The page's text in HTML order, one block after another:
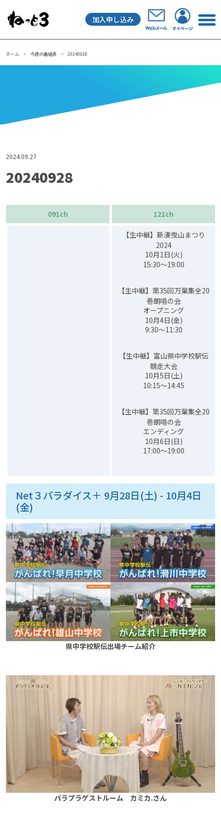
メインナビゲーション
加入申し込み
ホーム 今週の番組表 20240928
2024.09.27
20240928
091ch 121ch
【生中継】新湊曳山まつり
2024
10月1日(火)
15:30〜19:00
【生中継】第35回万葉集全20
巻朗唱の会
オープニング
10月4日(金)
9:30〜11:30
【生中継】富山県中学校駅伝
競走大会
10月5日(土)
10:15～14:45
【生中継】第35回万葉集全20
巻朗唱の会
エンディング
10月6日(日)
17:00〜19:00
Net３パラダイス＋ 9月28日(土) - 10月4日
(金)
県中学校駅伝出場チーム紹介
パラプラゲストルーム カミカ.さん